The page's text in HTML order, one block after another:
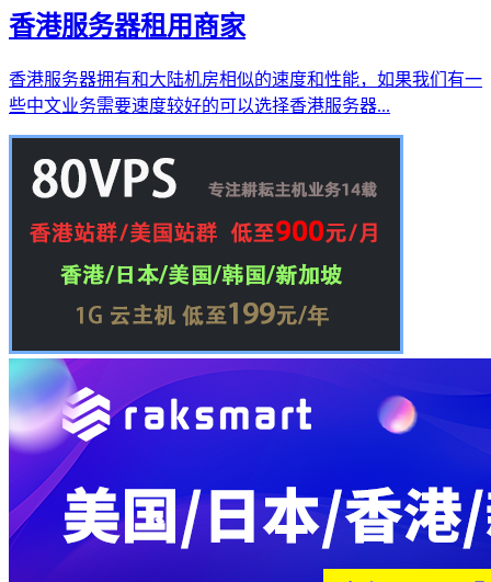
香港服务器租用商家
香港服务器拥有和大陆机房相似的速度和性能，如果我们有一
些中文业务需要速度较好的可以选择香港服务器...